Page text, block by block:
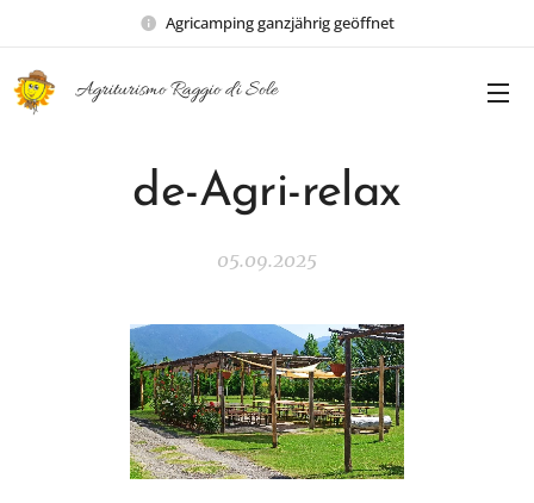
Agricamping ganzjährig geöffnet
Agriturismo Raggio di Sole
de-Agri-relax
05.09.2025